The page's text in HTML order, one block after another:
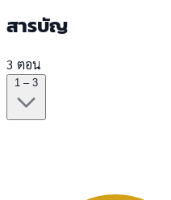
สารบัญ
3 ตอน
1 – 3